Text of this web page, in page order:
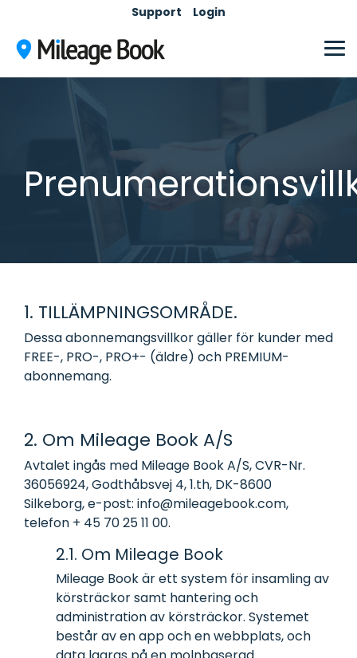
the
main
content.
Support Login
1. TILLÄMPNINGSOMRÅDE.
Dessa abonnemangsvillkor gäller för kunder med
FREE-, PRO-, PRO+- (äldre) och PREMIUM-
abonnemang.
2. Om Mileage Book A/S
Avtalet ingås med Mileage Book A/S, CVR-Nr.
36056924, Godthåbsvej 4, 1.th, DK-8600
Silkeborg, e-post: info@mileagebook.com,
telefon + 45 70 25 11 00.
2.1. Om Mileage Book
Mileage Book är ett system för insamling av
körsträckor samt hantering och
administration av körsträckor. Systemet
består av en app och en webbplats, och